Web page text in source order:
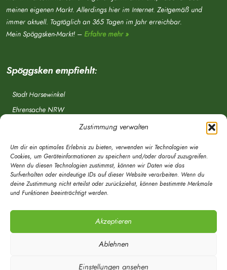
Zustimmung verwalten
Um dir ein optimales Erlebnis zu bieten, verwenden wir Technologien wie
Cookies, um Geräteinformationen zu speichern und/oder darauf zuzugreifen.
Wenn du diesen Technologien zustimmst, können wir Daten wie das
Surfverhalten oder eindeutige IDs auf dieser Website verarbeiten. Wenn du
deine Zustimmung nicht erteilst oder zurückziehst, können bestimmte Merkmale
und Funktionen beeinträchtigt werden.
Akzeptieren
Ablehnen
Einstellungen ansehen
meinen eigenen Markt. Allerdings hier im Internet. Zeitgemäß und
immer aktuell. Tagtäglich an 365 Tagen im Jahr erreichbar.
Mein Spöggsken-Markt! – Erfahre mehr »
Spöggsken empfiehlt:
Stadt Harsewinkel
Ehrensache NRW
OWL Verkehr
Greffen.de
Verkehrsverein Harsewinkel e. V.